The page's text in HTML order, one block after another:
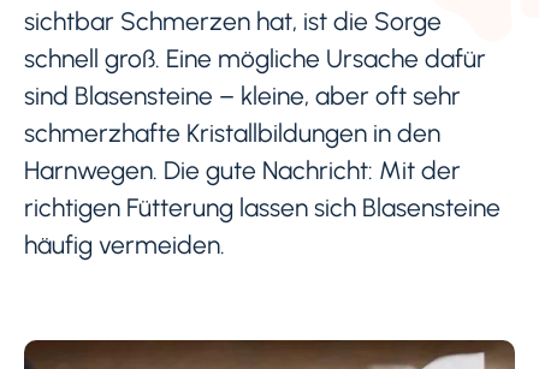
sichtbar Schmerzen hat, ist die Sorge
schnell groß. Eine mögliche Ursache dafür
sind Blasensteine – kleine, aber oft sehr
schmerzhafte Kristallbildungen in den
Harnwegen. Die gute Nachricht: Mit der
richtigen Fütterung lassen sich Blasensteine
häufig vermeiden.